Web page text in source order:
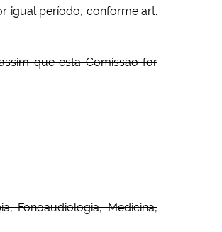
igual período, conforme art.
que esta Comissão for
Fonoaudiologia, Medicina,